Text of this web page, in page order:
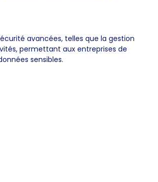
avancées, telles que la gestion
permettant aux entreprises de
sensibles.